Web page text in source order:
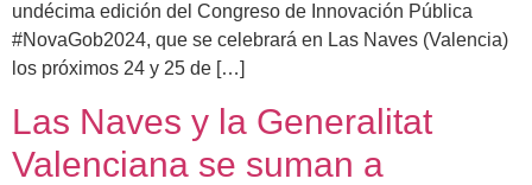
undécima edición del Congreso de Innovación Pública
#NovaGob2024, que se celebrará en Las Naves (Valencia)
los próximos 24 y 25 de […]
Las Naves y la Generalitat
Valenciana se suman a